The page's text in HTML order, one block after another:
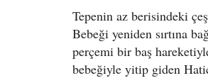
Tepenin az berisindeki
Bebeği yeniden sırtına
perçemi bir baş
bebeğiyle yitip giden